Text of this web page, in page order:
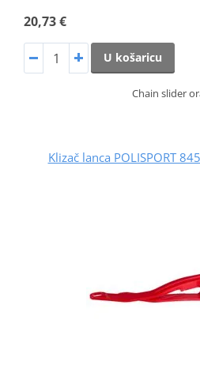
20,73 €
U košaricu
Chain slider
Klizač lanca POLISPORT